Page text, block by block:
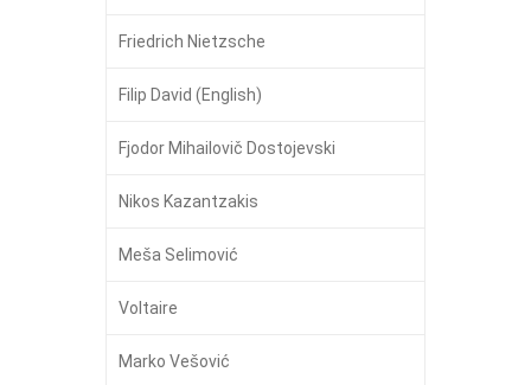
Friedrich Nietzsche
Filip David (English)
Fjodor Mihailovič Dostojevski
Nikos Kazantzakis
Meša Selimović
Voltaire
Marko Vešović